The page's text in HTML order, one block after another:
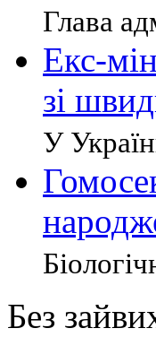
Глава
Екс-
зі
У
Без